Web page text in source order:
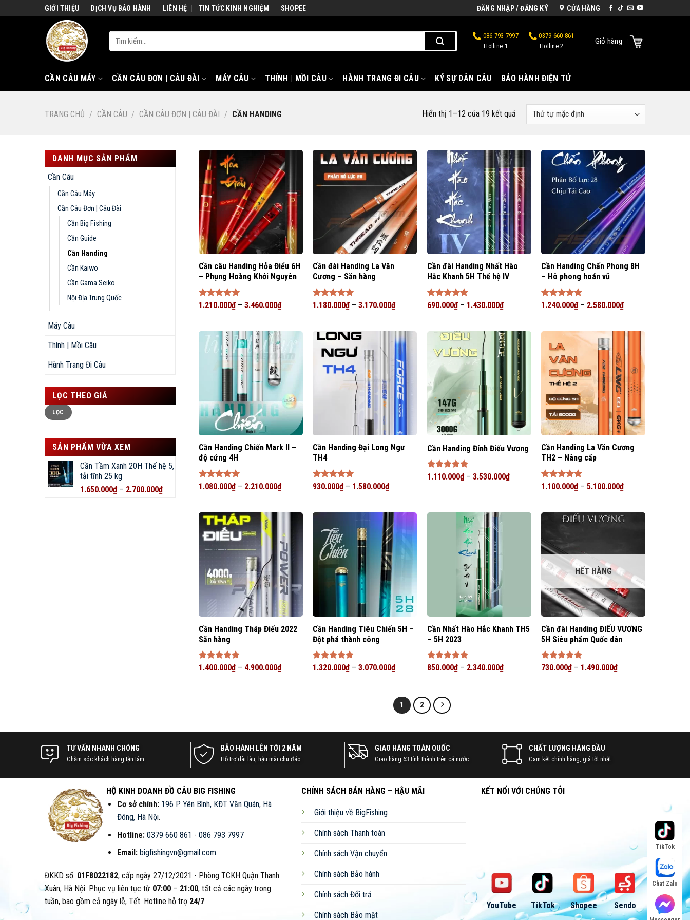
to
GIỚI THIỆU DỊCH VỤ BẢO HÀNH LIÊN HỆ TIN TỨC KINH NGHIỆM SHOPEE ĐĂNG NHẬP / ĐĂNG KÝ CỬA HÀNG
Tìm
kiếm:
086 793 7997
Hotline 1
0379 660 861
Hotline 2
Giỏ hàng
CẦN CÂU MÁY CẦN CÂU ĐƠN | CÂU ĐÀI MÁY CÂU THÍNH | MỒI CÂU HÀNH TRANG ĐI CÂU KÝ SỰ DÂN CÂU BẢO HÀNH ĐIỆN TỬ
TRANG CHỦ / CẦN CÂU / CẦN CÂU ĐƠN | CÂU ĐÀI / CẦN HANDING Hiển thị 1–12 của 19 kết quả
DANH MỤC SẢN PHẨM
Cần Câu
Cần Câu Máy
Cần Câu Đơn | Câu Đài
Cần Big Fishing
Cần Guide
Cần Handing
Cần Kaiwo
Cần Gama Seiko
Nội Địa Trung Quốc
Máy Câu
Thính | Mồi Câu
Hành Trang Đi Câu
LỌC THEO GIÁ
Giá
thấp
nhất
Giá
cao
nhất
LỌC
SẢN PHẨM VỪA XEM
Cần Tầm Xanh 20H Thế hệ 5,
tải tĩnh 25 kg
1.650.000₫– 2.700.000₫
Cần câu Handing Hỏa Điểu 6H
– Phụng Hoàng Khởi Nguyên
Được xếp
1.210.000₫– 3.460.000₫
Cần đài Handing La Văn
Cương – Săn hàng
Được xếp
1.180.000₫–3.170.000₫
Cần đài Handing Nhất Hào
Hắc Khanh 5H Thế hệ IV
Được xếp
690.000₫– 1.430.000₫
Cần Handing Chấn Phong 8H
– Hô phong hoán vũ
Được xếp
1.240.000₫– 2.580.000₫
Cần Handing Chiến Mark II –
độ cứng 4H
Được xếp
1.080.000₫– 2.210.000₫
Cần Handing Đại Long Ngư
TH4
Được xếp
930.000₫– 1.580.000₫
Cần Handing Đỉnh Điếu Vương
Được xếp
1.110.000₫– 3.530.000₫
Cần Handing La Văn Cương
TH2 – Nâng cấp
Được xếp
1.100.000₫–5.100.000₫
Cần Handing Tháp Điếu 2022
Săn hàng
Được xếp
1.400.000₫– 4.900.000₫
Cần Handing Tiêu Chiến 5H –
Đột phá thành công
Được xếp
1.320.000₫–3.070.000₫
Cần Nhất Hào Hắc Khanh TH5
– 5H 2023
Được xếp
850.000₫– 2.340.000₫
HẾT HÀNG
Cần đài Handing ĐIẾU VƯƠNG
5H Siêu phẩm Quốc dân
Được xếp
730.000₫– 1.490.000₫
1 2
TƯ VẤN NHANH CHÓNG
Chăm sóc khách hàng tận tâm
BẢO HÀNH LÊN TỚI 2 NĂM
Hỗ trợ dài lâu, hậu mãi chu đáo
GIAO HÀNG TOÀN QUỐC
Giao hàng 63 tỉnh thành trên cả nước
CHẤT LƯỢNG HÀNG ĐẦU
Cam kết chính hãng, giá tốt nhất
HỘ KINH DOANH ĐỒ CÂU BIG FISHING
Cơ sở chính: 196 P. Yên Bình, KĐT Văn Quán, Hà
Đông, Hà Nội.
Hotline: 0379 660 861 - 086 793 7997
Email: bigfishingvn@gmail.com
ĐKKD số: 01F8022182, cấp ngày 27/12/2021 - Phòng TCKH Quận Thanh
Xuân, Hà Nội. Phục vụ liên tục từ 07:00 – 21:00, tất cả các ngày trong
tuần, bao gồm cả ngày lễ, Tết. Hotline hỗ trợ 24/7.
CHÍNH SÁCH BÁN HÀNG – HẬU MÃI
Giới thiệu về BigFishing
Chính sách Thanh toán
Chính sách Vận chuyển
Chính sách Bảo hành
Chính sách Đổi trả
Chính sách Bảo mật
KẾT NỐI VỚI CHÚNG TÔI
YouTube TikTok Shopee Sendo
TikTok
Chat Zalo